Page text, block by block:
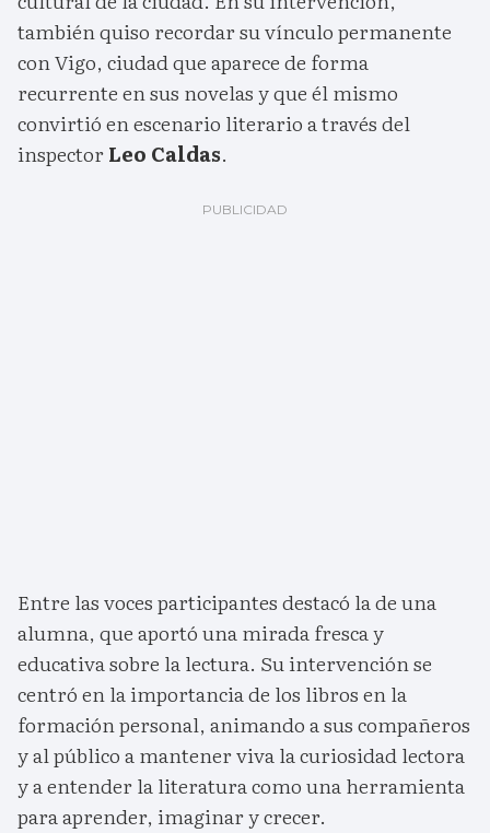
también quiso recordar su vínculo permanente
con Vigo, ciudad que aparece de forma
recurrente en sus novelas y que él mismo
convirtió en escenario literario a través del
inspectorLeo Caldas.
Entre las voces participantes destacó la de una
alumna, que aportó una mirada fresca y
educativa sobre la lectura. Su intervención se
centró en la importancia de los libros en la
formación personal, animando a sus compañeros
y al público a mantener viva la curiosidad lectora
y a entender la literatura como una herramienta
para aprender, imaginar y crecer.